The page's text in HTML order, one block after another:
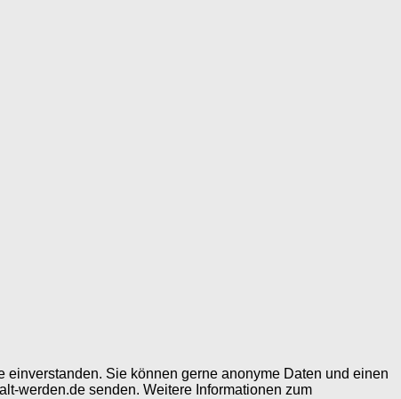
Sie können gerne anonyme Daten und einen
werden.de senden. Weitere Informationen zum